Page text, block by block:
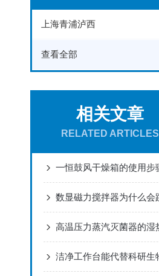
上海青浦泸西
查看全部
相关文章
RELATED ARTICLES